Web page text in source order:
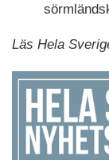
Läs Hela